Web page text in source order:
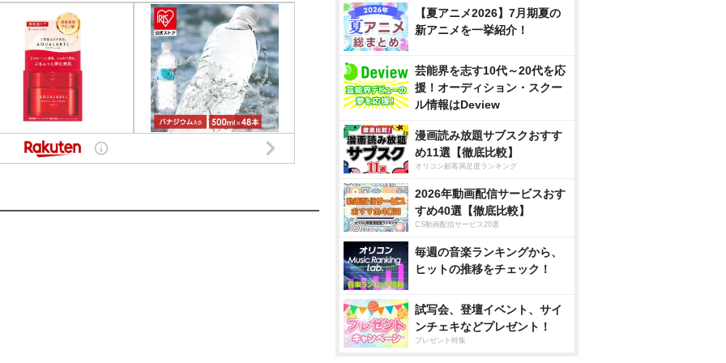
【夏アニメ2026】7月期夏の
新アニメを一挙紹介！
芸能界を志す10代～20代を応
援！オーディション・スクー
ル情報はDeview
漫画読み放題サブスクおすす
め11選【徹底比較】
オリコン顧客満足度ランキング
2026年動画配信サービスおす
すめ40選【徹底比較】
CS動画配信サービス20選
毎週の音楽ランキングから、
ヒットの推移をチェック！
試写会、登壇イベント、サイ
ンチェキなどプレゼント！
プレゼント特集